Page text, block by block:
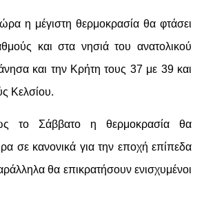
η μέγιστη θερμοκρασία θα φτάσει
και στα νησιά του ανατολικού
και την Κρήτη τους 37 με 39 και
Κελσίου.
το Σάββατο η θερμοκρασία θα
σε κανονικά για την εποχή επίπεδα
θα επικρατήσουν ενισχυμένοι